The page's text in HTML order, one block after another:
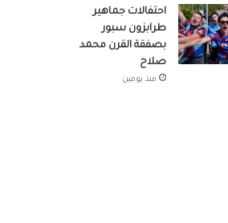
احتفالات جماهير
طرابزون سبور
بصفقة القرن محمد
صلاح
منذ يومين